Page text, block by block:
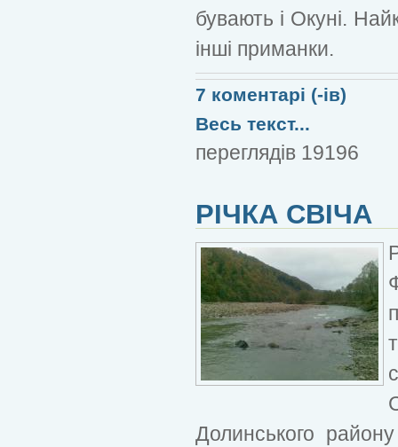
бувають і Окуні.
інші приманки.
7 коментарі (-ів)
Весь текст...
переглядів 19196
РІЧКА СВІЧА
Долинського